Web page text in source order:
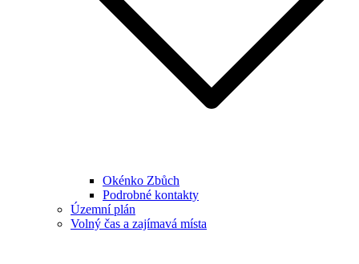
Okénko Zbůch
Podrobné kontakty
Územní plán
Volný čas a zajímavá místa